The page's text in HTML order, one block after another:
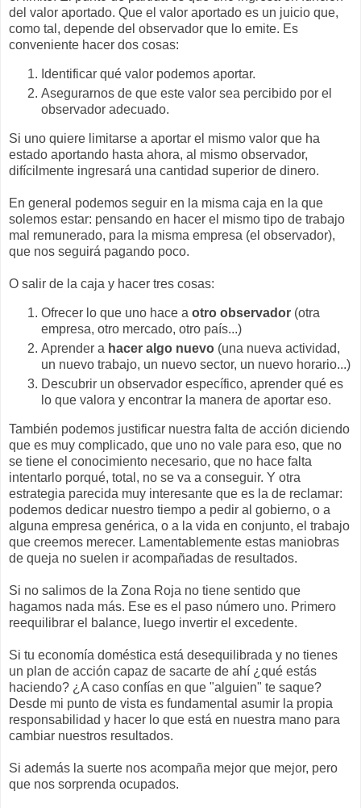
del valor aportado. Que el valor aportado es un juicio que,
como tal, depende del observador que lo emite. Es
conveniente hacer dos cosas:
Identificar qué valor podemos aportar.
Asegurarnos de que este valor sea percibido por el
observador adecuado.
Si uno quiere limitarse a aportar el mismo valor que ha
estado aportando hasta ahora, al mismo observador,
difícilmente ingresará una cantidad superior de dinero.
En general podemos seguir en la misma caja en la que
solemos estar: pensando en hacer el mismo tipo de trabajo
mal remunerado, para la misma empresa (el observador),
que nos seguirá pagando poco.
O salir de la caja y hacer tres cosas:
Ofrecer lo que uno hace a otro observador (otra
empresa, otro mercado, otro país...)
Aprender a hacer algo nuevo (una nueva actividad,
un nuevo trabajo, un nuevo sector, un nuevo horario...)
Descubrir un observador específico, aprender qué es
lo que valora y encontrar la manera de aportar eso.
También podemos justificar nuestra falta de acción diciendo
que es muy complicado, que uno no vale para eso, que no
se tiene el conocimiento necesario, que no hace falta
intentarlo porqué, total, no se va a conseguir. Y otra
estrategia parecida muy interesante que es la de reclamar:
podemos dedicar nuestro tiempo a pedir al gobierno, o a
alguna empresa genérica, o a la vida en conjunto, el trabajo
que creemos merecer. Lamentablemente estas maniobras
de queja no suelen ir acompañadas de resultados.
Si no salimos de la Zona Roja no tiene sentido que
hagamos nada más. Ese es el paso número uno. Primero
reequilibrar el balance, luego invertir el excedente.
Si tu economía doméstica está desequilibrada y no tienes
un plan de acción capaz de sacarte de ahí ¿qué estás
haciendo? ¿A caso confías en que "alguien" te saque?
Desde mi punto de vista es fundamental asumir la propia
responsabilidad y hacer lo que está en nuestra mano para
cambiar nuestros resultados.
Si además la suerte nos acompaña mejor que mejor, pero
que nos sorprenda ocupados.